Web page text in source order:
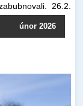
únor 2026
26.2.